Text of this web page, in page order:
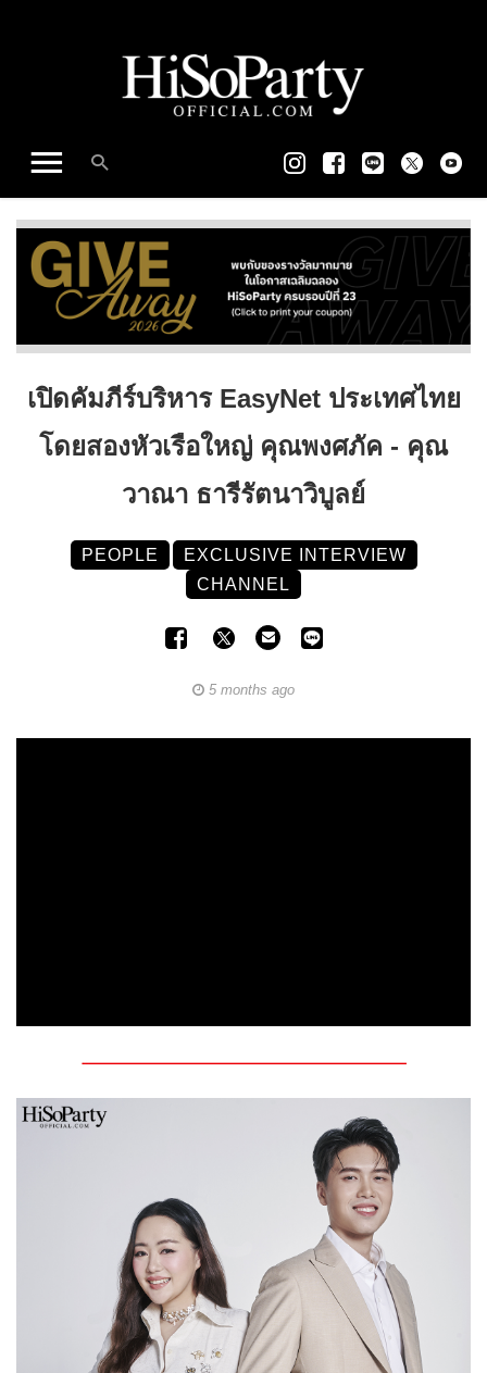
เปิดคัมภีร์บริหาร EasyNet ประเทศไทย
โดยสองหัวเรือใหญ่ คุณพงศภัค - คุณ
วาณา ธารีรัตนาวิบูลย์
PEOPLE
EXCLUSIVE INTERVIEW
CHANNEL
5 months ago